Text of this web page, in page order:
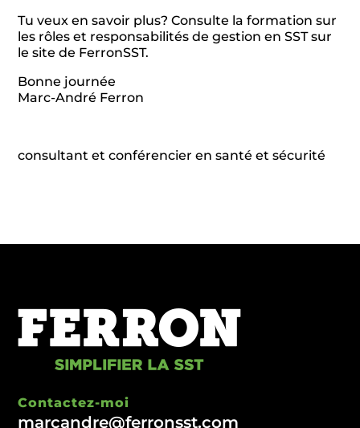
Tu veux en savoir plus? Consulte la formation sur
les rôles et responsabilités de gestion en SST sur
le site de FerronSST.
Bonne journée
Marc-André Ferron
consultant et conférencier en santé et sécurité
Contactez-moi
marcandre@ferronsst.com